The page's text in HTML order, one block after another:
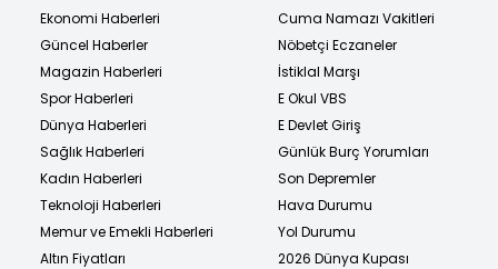
Ekonomi Haberleri
Güncel Haberler
Magazin Haberleri
Spor Haberleri
Dünya Haberleri
Sağlık Haberleri
Kadın Haberleri
Teknoloji Haberleri
Memur ve Emekli Haberleri
Altın Fiyatları
Cuma Namazı Vakitleri
Nöbetçi Eczaneler
İstiklal Marşı
E Okul VBS
E Devlet Giriş
Günlük Burç Yorumları
Son Depremler
Hava Durumu
Yol Durumu
2026 Dünya Kupası